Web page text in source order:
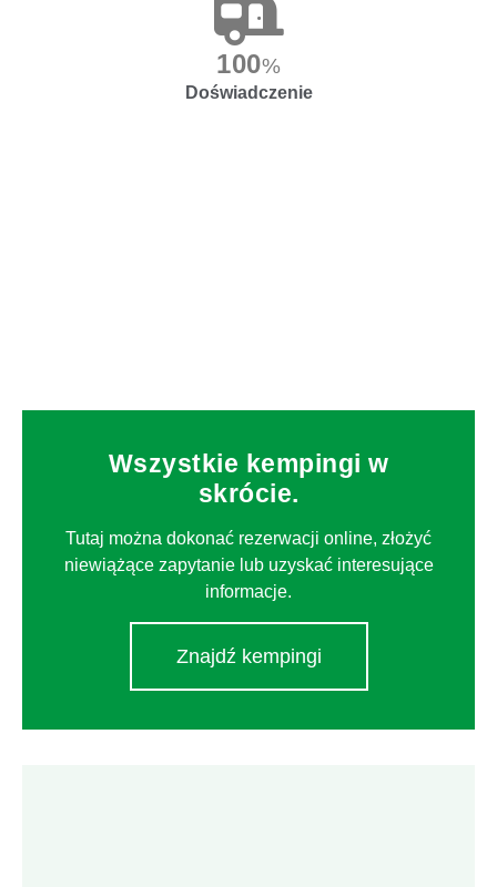
100%
Doświadczenie
Wszystkie kempingi w
skrócie.
Tutaj można dokonać rezerwacji online, złożyć
niewiążące zapytanie lub uzyskać interesujące
informacje.
Znajdź kempingi